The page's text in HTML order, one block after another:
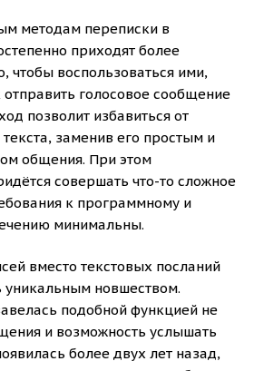
методам переписки в
приходят более
чтобы воспользоваться ими,
отправить голосовое сообщение
позволит избавиться от
заменив его простым и
общения. При этом
совершать что-то сложное
к программному и
минимальны.
вместо текстовых посланий
уникальным новшеством.
подобной функцией не
и возможность услышать
более двух лет назад,